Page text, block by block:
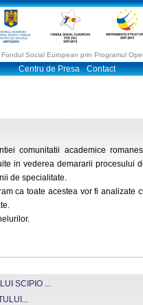
Social European prin Programul
Centru de Presa Contact
comunitatii academice
in vederea demararii procesului
de specialitate.
ca toate acestea vor fi analizate
SCIPIO ...